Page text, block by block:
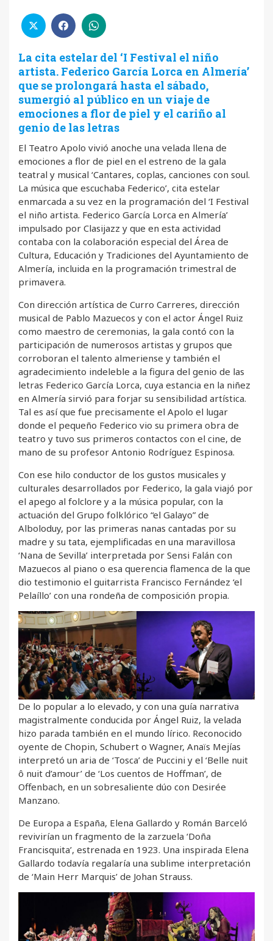
La cita estelar del ‘I Festival el niño
artista. Federico García Lorca en Almería’
que se prolongará hasta el sábado,
sumergió al público en un viaje de
emociones a flor de piel y el cariño al
genio de las letras
El Teatro Apolo vivió anoche una velada llena de
emociones a flor de piel en el estreno de la gala
teatral y musical ‘Cantares, coplas, canciones con soul.
La música que escuchaba Federico’, cita estelar
enmarcada a su vez en la programación del ‘I Festival
el niño artista. Federico García Lorca en Almería’
impulsado por Clasijazz y que en esta actividad
contaba con la colaboración especial del Área de
Cultura, Educación y Tradiciones del Ayuntamiento de
Almería, incluida en la programación trimestral de
primavera.
Con dirección artística de Curro Carreres, dirección
musical de Pablo Mazuecos y con el actor Ángel Ruiz
como maestro de ceremonias, la gala contó con la
participación de numerosos artistas y grupos que
corroboran el talento almeriense y también el
agradecimiento indeleble a la figura del genio de las
letras Federico García Lorca, cuya estancia en la niñez
en Almería sirvió para forjar su sensibilidad artística.
Tal es así que fue precisamente el Apolo el lugar
donde el pequeño Federico vio su primera obra de
teatro y tuvo sus primeros contactos con el cine, de
mano de su profesor Antonio Rodríguez Espinosa.
Con ese hilo conductor de los gustos musicales y
culturales desarrollados por Federico, la gala viajó por
el apego al folclore y a la música popular, con la
actuación del Grupo folklórico “el Galayo” de
Alboloduy, por las primeras nanas cantadas por su
madre y su tata, ejemplificadas en una maravillosa
‘Nana de Sevilla’ interpretada por Sensi Falán con
Mazuecos al piano o esa querencia flamenca de la que
dio testimonio el guitarrista Francisco Fernández ‘el
Pelaíllo’ con una rondeña de composición propia.
De lo popular a lo elevado, y con una guía narrativa
magistralmente conducida por Ángel Ruiz, la velada
hizo parada también en el mundo lírico. Reconocido
oyente de Chopin, Schubert o Wagner, Anaïs Mejías
interpretó un aria de ‘Tosca’ de Puccini y el ‘Belle nuit
ô nuit d’amour’ de ‘Los cuentos de Hoffman’, de
Offenbach, en un sobresaliente dúo con Desirée
Manzano.
De Europa a España, Elena Gallardo y Román Barceló
revivirían un fragmento de la zarzuela ‘Doña
Francisquita’, estrenada en 1923. Una inspirada Elena
Gallardo todavía regalaría una sublime interpretación
de ‘Main Herr Marquis’ de Johan Strauss.